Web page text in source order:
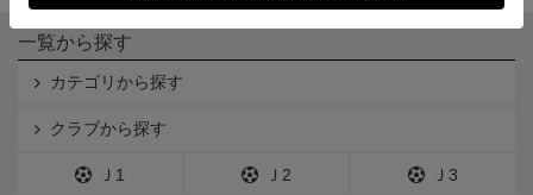
一覧から探す
カテゴリから探す
クラブから探す
Ｊ1 Ｊ2 Ｊ3